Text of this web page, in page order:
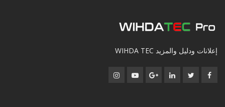
إعلانات ودليل والمزيد WIHDA TEC